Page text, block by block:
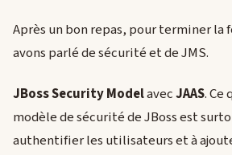
Après un bon repas, pour terminer la
avons parlé de sécurité et de JMS.
JBoss Security ModelavecJAAS. Ce
modèle de sécurité de JBoss est
authentifier les utilisateurs et à